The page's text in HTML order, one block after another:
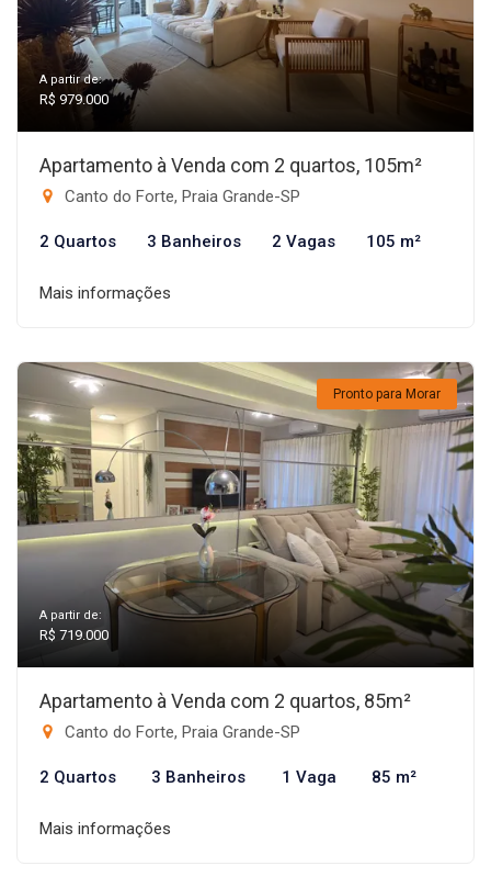
A partir de:
R$ 979.000
Apartamento à Venda com 2 quartos, 105m²
Canto do Forte, Praia Grande-SP
2 Quartos 3 Banheiros 2 Vagas 105 m²
Mais informações
Pronto para Morar
A partir de:
R$ 719.000
Apartamento à Venda com 2 quartos, 85m²
Canto do Forte, Praia Grande-SP
2 Quartos 3 Banheiros 1 Vaga 85 m²
Mais informações